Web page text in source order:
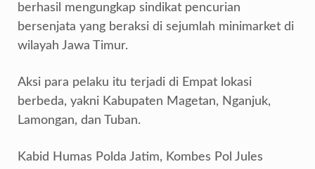
berhasil mengungkap sindikat pencurian
bersenjata yang beraksi di sejumlah minimarket di
wilayah Jawa Timur.
Aksi para pelaku itu terjadi di Empat lokasi
berbeda, yakni Kabupaten Magetan, Nganjuk,
Lamongan, dan Tuban.
Kabid Humas Polda Jatim, Kombes Pol Jules